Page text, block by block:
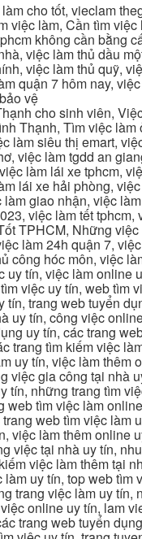
cho tốt, vieclam
làm, Cần tìm
không cần bằng
việc làm thủ dầu
việc làm thủ quỹ,
quận 7 hôm nay,
vệ
cho sinh viên,
Thạnh, Tìm việc
làm siêu thị emart,
việc làm tgdd an
làm lái xe tphcm,
lái xe hải phòng,
giao nhận, việc
việc làm tết
TPHCM, Những
làm 24h quận 7,
hóc môn, việc
tín, việc làm online
việc uy tín, web tìm
trang web tuyển
uy tín, công việc
uy tín, các trang
trang tìm kiếm việc
uy tín, việc làm thêm
gia công tại nhà
những trang tìm
tìm việc làm
web tìm việc làm
việc làm thêm online
việc tại nhà uy tín,
việc làm thêm tại
uy tín, top web tìm
trang việc làm uy tín,
online uy tín, lam
trang web tuyển